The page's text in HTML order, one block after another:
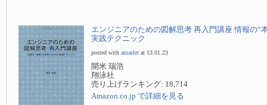
エンジニアのための図解思考 再入門講座 情報の“
実践テクニック
posted with amazlet at 13.01.23
開米 瑞浩
翔泳社
売り上げランキング: 18,714
Amazon.co.jp で詳細を見る